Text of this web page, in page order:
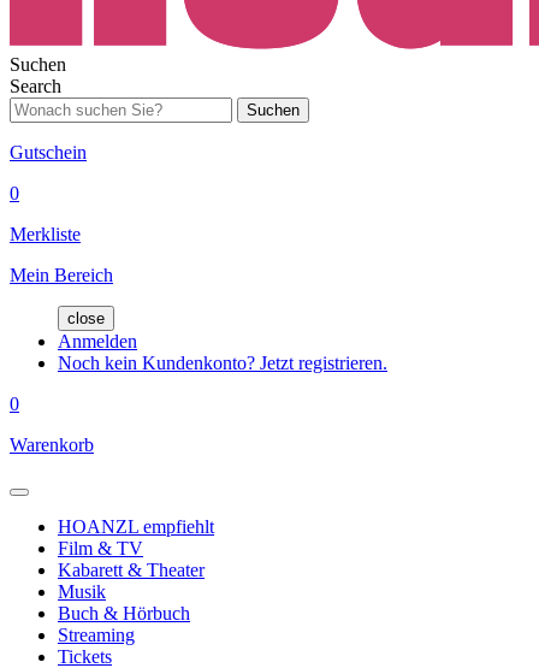
Suchen
Search
Suchen
Gutschein
0
Merkliste
Mein Bereich
close
Anmelden
Noch kein Kundenkonto? Jetzt registrieren.
0
Warenkorb
HOANZL empfiehlt
Film & TV
Kabarett & Theater
Musik
Buch & Hörbuch
Streaming
Tickets